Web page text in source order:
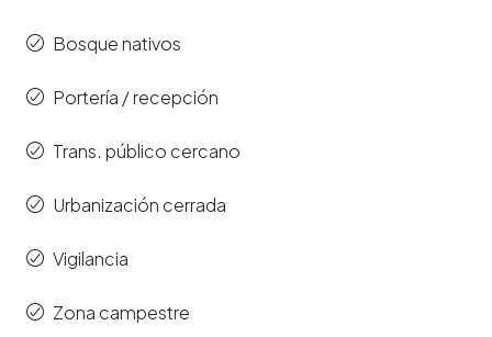
Bosque nativos
Portería / recepción
Trans. público cercano
Urbanización cerrada
Vigilancia
Zona campestre